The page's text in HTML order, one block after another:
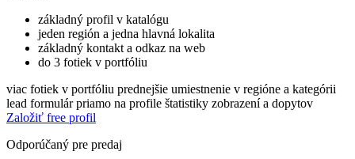
základný profil v katalógu
jeden región a jedna hlavná lokalita
základný kontakt a odkaz na web
do 3 fotiek v portfóliu
viac fotiek v portfóliu prednejšie umiestnenie v regióne a kategórii
lead formulár priamo na profile štatistiky zobrazení a dopytov
Založiť free profil
Odporúčaný pre predaj